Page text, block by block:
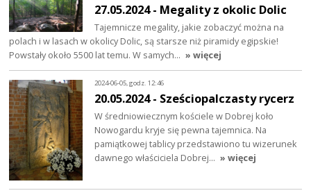
27.05.2024 - Megality z okolic Dolic
Tajemnicze megality, jakie zobaczyć można na
polach i w lasach w okolicy Dolic, są starsze niż piramidy egipskie!
Powstały około 5500 lat temu. W samych… » więcej
2024-06-05, godz. 12:46
20.05.2024 - Sześciopalczasty rycerz
W średniowiecznym kościele w Dobrej koło
Nowogardu kryje się pewna tajemnica. Na
pamiątkowej tablicy przedstawiono tu wizerunek
dawnego właściciela Dobrej… » więcej